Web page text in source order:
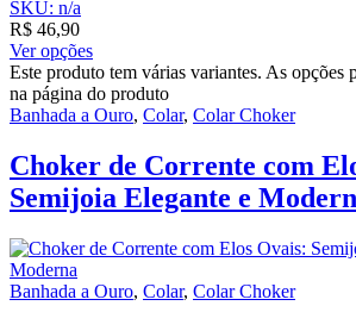
SKU: n/a
R$ 46,90
Ver opções
Este produto tem várias variantes. As opções
na página do produto
Banhada a Ouro, Colar, Colar Choker
Choker de Corrente com
Semijoia Elegante e
Banhada a Ouro, Colar, Colar Choker